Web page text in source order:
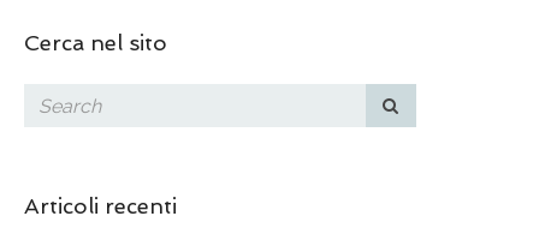
Cerca nel sito
Articoli recenti